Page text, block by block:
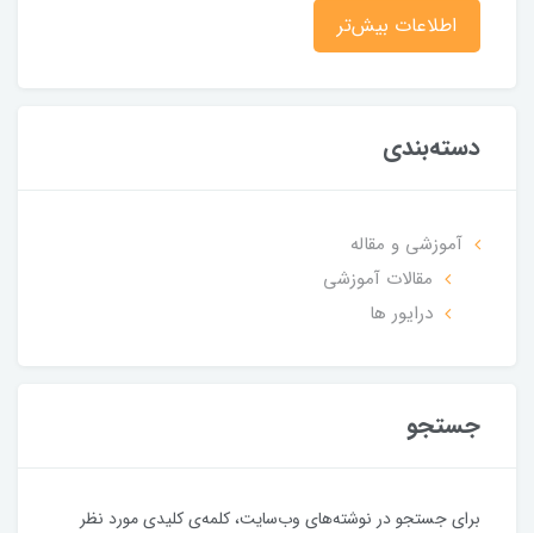
اطلاعات بیش‌تر
دسته‌بندی
آموزشی و مقاله
مقالات آموزشی
درایور ها
جستجو
برای جستجو در نوشته‌های وب‌سایت، کلمه‌ی کلیدی مورد نظر